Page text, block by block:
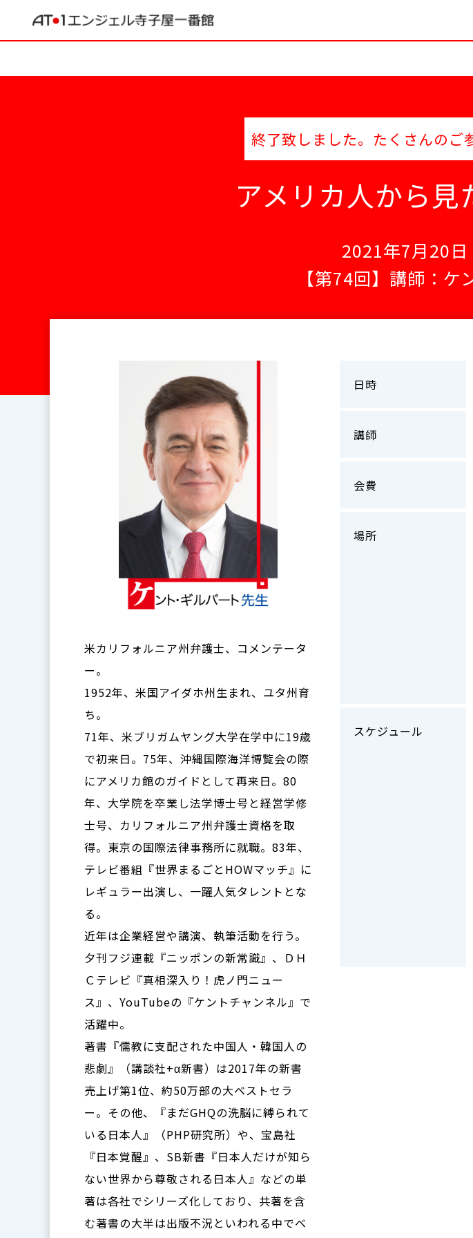
終了致しました。 たくさんのご
アメリカ人から
2021年7月20
【第74回】講師：
米カリフォルニア州弁護士、コメンテータ
ー。
1952年、米国アイダホ州生まれ、ユタ州育
ち。
71年、米ブリガムヤング大学在学中に19歳
で初来日。75年、沖縄国際海洋博覧会の際
にアメリカ館のガイドとして再来日。80
年、大学院を卒業し法学博士号と経営学修
士号、カリフォルニア州弁護士資格を取
得。東京の国際法律事務所に就職。83年、
テレビ番組『世界まるごとHOWマッチ』に
レギュラー出演し、一躍人気タレントとな
る。
近年は企業経営や講演、執筆活動を行う。
夕刊フジ連載『ニッポンの新常識』、ＤＨ
Ｃテレビ『真相深入り！虎ノ門ニュー
ス』、YouTubeの『ケントチャンネル』で
活躍中。
著書『儒教に支配された中国人・韓国人の
悲劇』（講談社+α新書）は2017年の新書
売上げ第1位、約50万部の大ベストセラ
ー。その他、『まだGHQの洗脳に縛られて
いる日本人』（PHP研究所）や、宝島社
『日本覚醒』、SB新書『日本人だけが知ら
ない世界から尊敬される日本人』などの単
著は各社でシリーズ化しており、共著を含
む著書の大半は出版不況といわれる中でベ
日時
講師
会費
場所
スケジュール